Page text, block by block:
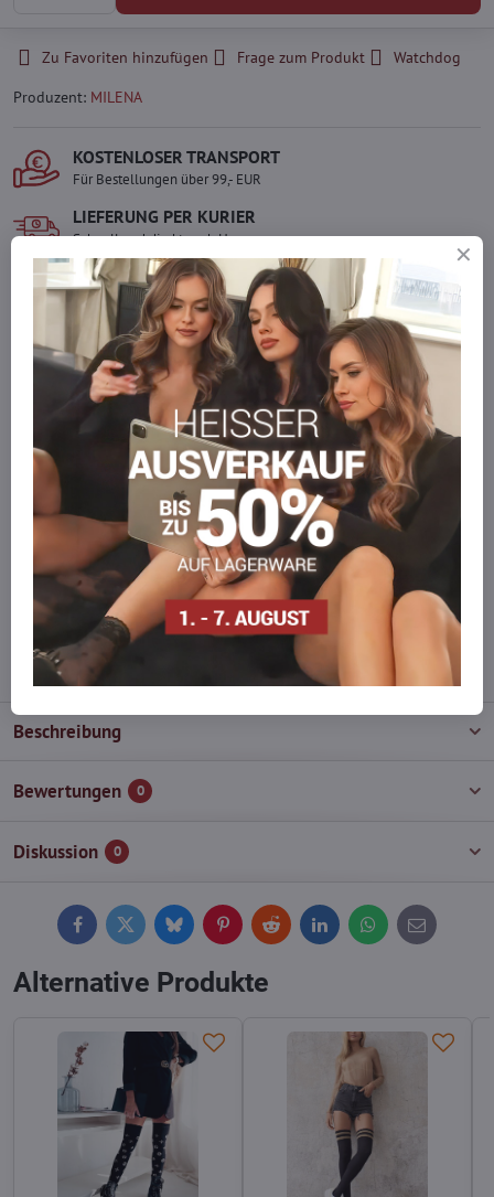
Zu Favoriten hinzufügen Frage zum Produkt
Watchdog
Produzent: MILENA
KOSTENLOSER TRANSPORT
Für Bestellungen über 99,- EUR
LIEFERUNG PER KURIER
Schnell und direkt nach Hause.
SICHERE ZAHLUNGEN
Gesicherte Online-Zahlungen
Ware auf Lager
Wir versenden sofort
Werden Sie Teil von everlady
Werden Sie Teil von everlady und genießen Sie einen 5 %
Mitgliedervorteilbei jedem Einkauf.
Der Vorteil wird automatisch im Warenkorb angewendet.
Möchten Sie mehr bestellen, als wir
auf Lager haben?
Zögern Sie nicht, uns zu kontaktieren, wir füllen die Ware für Sie
wieder auf!
info​@everlady​.eu
Beschreibung
Bewertungen 0
Diskussion 0
FacebookTwitterBlueskyPinterestReddit LinkedInWhatsApp
E-
mail
Alternative Produkte